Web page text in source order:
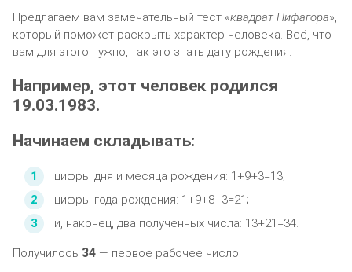
Предлагаем вам замечательный тест «квадрат Пифагора»,
который поможет раскрыть характер человека. Всё, что
вам для этого нужно, так это знать дату рождения.
Например, этот человек родился
19.03.1983.
Начинаем складывать:
цифры дня и месяца рождения: 1+9+3=13;
цифры года рождения: 1+9+8+3=21;
и, наконец, два полученных числа: 13+21=34.
Получилось 34 — первое рабочее число.